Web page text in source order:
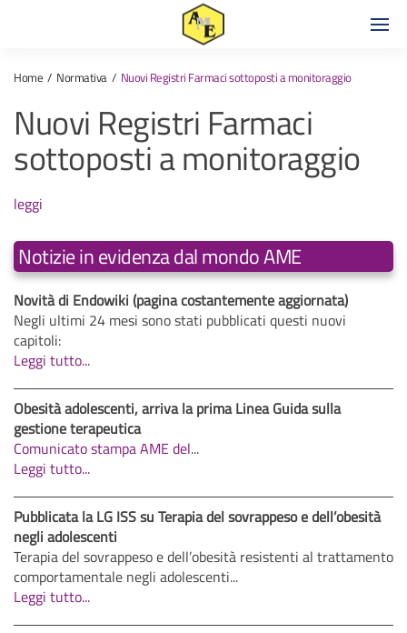
Home Normativa Nuovi Registri Farmaci sottoposti a monitoraggio
Nuovi Registri Farmaci
sottoposti a monitoraggio
leggi
Notizie in evidenza dal mondo AME
Novità di Endowiki (pagina costantemente aggiornata)
Negli ultimi 24 mesi sono stati pubblicati questi nuovi
capitoli:
Leggi tutto...
Obesità adolescenti, arriva la prima Linea Guida sulla
gestione terapeutica
Comunicato stampa AME del...
Leggi tutto...
Pubblicata la LG ISS su Terapia del sovrappeso e dell’obesità
negli adolescenti
Terapia del sovrappeso e dell’obesità resistenti al trattamento
comportamentale negli adolescenti...
Leggi tutto...